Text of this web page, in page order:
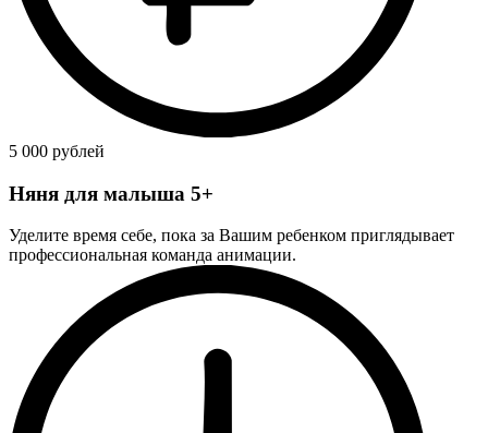
5 000 рублей
Няня для малыша 5+
Уделите время себе, пока за Вашим ребенком приглядывает
профессиональная команда анимации.